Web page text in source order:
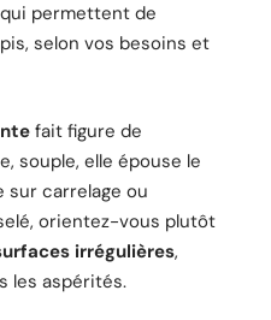
permettent de
selon vos besoins et
fait figure de
souple, elle épouse le
sur carrelage ou
orientez-vous plutôt
irrégulières,
les aspérités.